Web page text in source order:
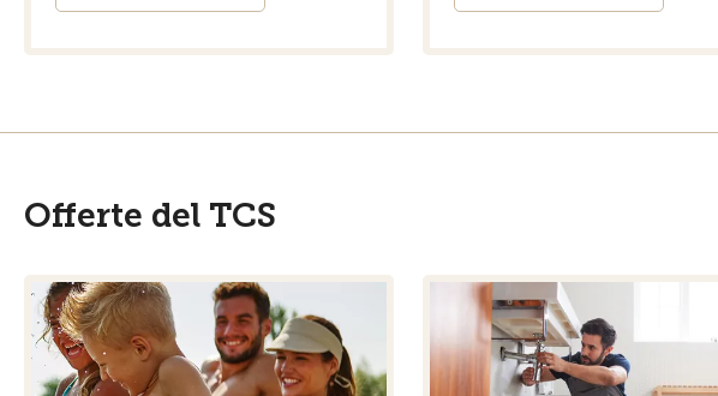
Offerte del TCS